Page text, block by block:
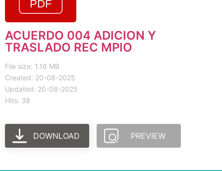
ACUERDO 004 ADICION Y
TRASLADO REC MPIO
File size: 1.16 MB
Created: 20-08-2025
Updated: 20-08-2025
Hits: 38
DOWNLOAD PREVIEW